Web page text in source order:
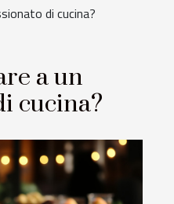
di cucina?
a un
cucina?